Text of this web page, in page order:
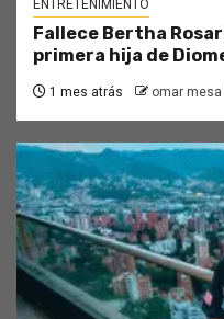
ENTRETENIMIENTO
Fallece Bertha
primera hija de
1 mes atrás omar mesa